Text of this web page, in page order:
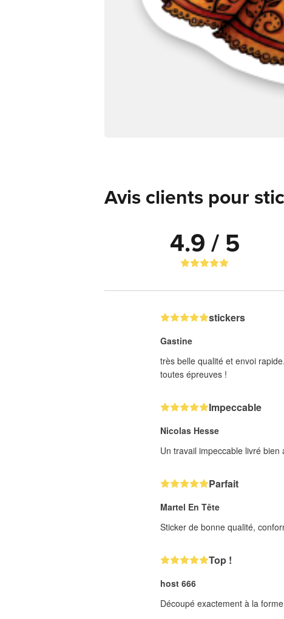
Avis clients pour
4.9 / 5
stickers
Gastine
très belle qualité et envoi
toutes épreuves !
Impeccable
Nicolas Hesse
Un travail impeccable livré
Parfait
Martel En Tête
Sticker de bonne qualité,
Top !
host 666
Découpé exactement à la